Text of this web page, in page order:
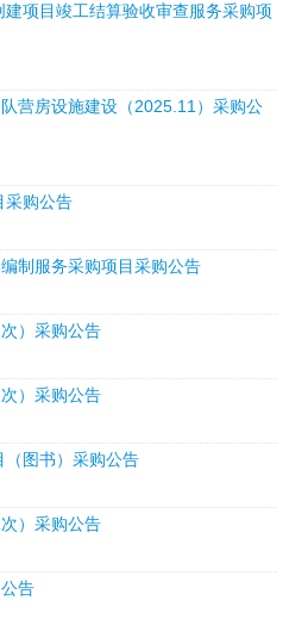
项目竣工结算验收审查服务采购项
营房设施建设（2025.11）采购公
采购公告
制服务采购项目采购公告
）采购公告
）采购公告
（图书）采购公告
）采购公告
告